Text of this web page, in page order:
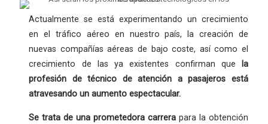
Actualmente se está experimentando un crecimiento
en el tráfico aéreo en nuestro país, la creación de
nuevas compañías aéreas de bajo coste, así como el
crecimiento de las ya existentes confirman que
la
profesión
de técnico de atención a pasajeros está
atravesando un aumento espectacular.
Se trata de unaprometedora carrera para la obtención